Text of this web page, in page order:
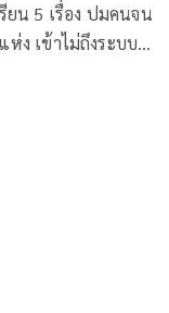
ยน 5 เรื่อง ปมคนจน
ง เข้าไม่ถึงระบบ